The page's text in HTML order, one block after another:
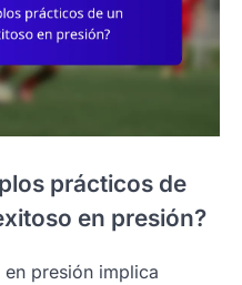
prácticos de
en presión?
presión implica